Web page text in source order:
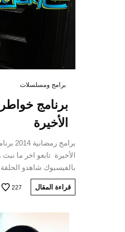
برامج ومسلسلات
الأخيرة
الأخيرة تابعو اخر ما
بالفيسبوك شاهدو الحلقة 30 من برنامج…
قراءة المقال 227